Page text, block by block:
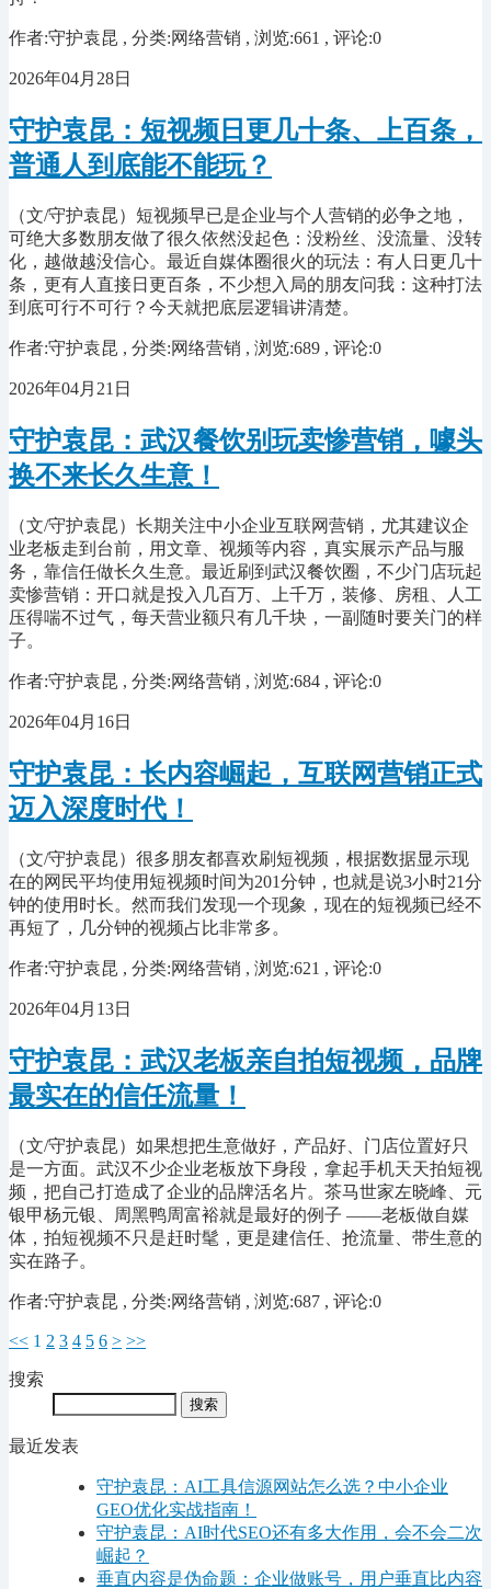
作者:守护袁昆 , 分类:网络营销 , 浏览:661 , 评论:0
2026年04月28日
守护袁昆：短视频日更几十条、上百条，
普通人到底能不能玩？
（文/守护袁昆）短视频早已是企业与个人营销的必争之地，
可绝大多数朋友做了很久依然没起色：没粉丝、没流量、没转
化，越做越没信心。最近自媒体圈很火的玩法：有人日更几十
条，更有人直接日更百条，不少想入局的朋友问我：这种打法
到底可行不可行？今天就把底层逻辑讲清楚。
作者:守护袁昆 , 分类:网络营销 , 浏览:689 , 评论:0
2026年04月21日
守护袁昆：武汉餐饮别玩卖惨营销，噱头
换不来长久生意！
（文/守护袁昆）长期关注中小企业互联网营销，尤其建议企
业老板走到台前，用文章、视频等内容，真实展示产品与服
务，靠信任做长久生意。最近刷到武汉餐饮圈，不少门店玩起
卖惨营销：开口就是投入几百万、上千万，装修、房租、人工
压得喘不过气，每天营业额只有几千块，一副随时要关门的样
子。
作者:守护袁昆 , 分类:网络营销 , 浏览:684 , 评论:0
2026年04月16日
守护袁昆：长内容崛起，互联网营销正式
迈入深度时代！
（文/守护袁昆）很多朋友都喜欢刷短视频，根据数据显示现
在的网民平均使用短视频时间为201分钟，也就是说3小时21分
钟的使用时长。然而我们发现一个现象，现在的短视频已经不
再短了，几分钟的视频占比非常多。
作者:守护袁昆 , 分类:网络营销 , 浏览:621 , 评论:0
2026年04月13日
守护袁昆：武汉老板亲自拍短视频，品牌
最实在的信任流量！
（文/守护袁昆）如果想把生意做好，产品好、门店位置好只
是一方面。武汉不少企业老板放下身段，拿起手机天天拍短视
频，把自己打造成了企业的品牌活名片。茶马世家左晓峰、元
银甲杨元银、周黑鸭周富裕就是最好的例子 ——老板做自媒
体，拍短视频不只是赶时髦，更是建信任、抢流量、带生意的
实在路子。
作者:守护袁昆 , 分类:网络营销 , 浏览:687 , 评论:0
<< 1 2 3 4 5 6 > >>
搜索
最近发表
守护袁昆：AI工具信源网站怎么选？中小企业
GEO优化实战指南！
守护袁昆：AI时代SEO还有多大作用，会不会二次
崛起？
垂直内容是伪命题：企业做账号，用户垂直比内容